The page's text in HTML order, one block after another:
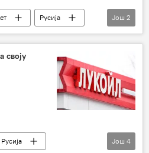
Русија
Још 2
своју
Русија
Још 4